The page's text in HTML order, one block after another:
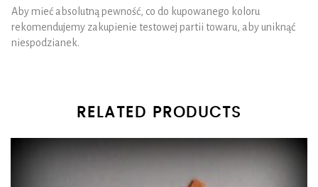
Aby mieć absolutną pewność, co do kupowanego koloru
rekomendujemy zakupienie testowej partii towaru, aby uniknąć
niespodzianek.
RELATED PRODUCTS